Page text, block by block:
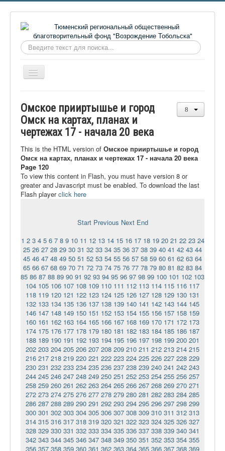
Искать...
Включить/
выключить
О фонде
Онлайн библиотека
Видеоматериалы
Контакты
Сайт проекта Достоевский
Ермаковополе.рф
Омское прииртышье и город
Омск на картах, планах и
чертежах 17 - начала 20 века
This is the HTML version of Омское прииртышье и город
Омск на картах, планах и чертежах 17 - начала 20 века
Page 120
To view this content in Flash, you must have version 8 or
greater and Javascript must be enabled. To download the last
Flash playerclick here
Start Previous Next End
1 2 3 4 5 6 7 8 9 10 11 12 13 14 15 16 17 18 19 20 21 22 23 24
25 26 27 28 29 30 31 32 33 34 35 36 37 38 39 40 41 42 43 44
45 46 47 48 49 50 51 52 53 54 55 56 57 58 59 60 61 62 63 64
65 66 67 68 69 70 71 72 73 74 75 76 77 78 79 80 81 82 83 84
85 86 87 88 89 90 91 92 93 94 95 96 97 98 99 100 101 102 103
104 105 106 107 108 109 110 111 112 113 114 115 116 117
118 119 120 121 122 123 124 125 126 127 128 129 130 131
132 133 134 135 136 137 138 139 140 141 142 143 144 145
146 147 148 149 150 151 152 153 154 155 156 157 158 159
160 161 162 163 164 165 166 167 168 169 170 171 172 173
174 175 176 177 178 179 180 181 182 183 184 185 186 187
188 189 190 191 192 193 194 195 196 197 198 199 200 201
202 203 204 205 206 207 208 209 210 211 212 213 214 215
216 217 218 219 220 221 222 223 224 225 226 227 228 229
230 231 232 233 234 235 236 237 238 239 240 241 242 243
244 245 246 247 248 249 250 251 252 253 254 255 256 257
258 259 260 261 262 263 264 265 266 267 268 269 270 271
272 273 274 275 276 277 278 279 280 281 282 283 284 285
286 287 288 289 290 291 292 293 294 295 296 297 298 299
300 301 302 303 304 305 306 307 308 309 310 311 312 313
314 315 316 317 318 319 320 321 322 323 324 325 326 327
328 329 330 331 332 333 334 335 336 337 338 339 340 341
342 343 344 345 346 347 348 349 350 351 352 353 354 355
356 357 358 359 360 361 362 363 364 365 366 367 368 369